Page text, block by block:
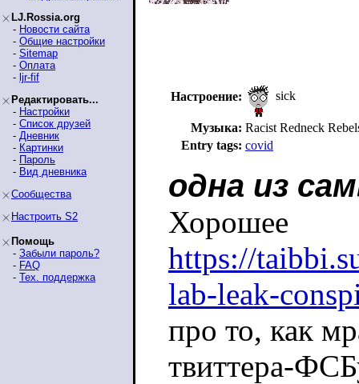
LJ.Rossia.org
- Новости сайта
- Общие настройки
- Sitemap
- Оплата
- ljr-fif
Редактировать...
- Настройки
- Список друзей
- Дневник
- Картинки
- Пароль
- Вид дневника
Сообщества
Настроить S2
Помощь
- Забыли пароль?
- FAQ
- Тех. поддержка
Настроение: sick
Музыка: Racist Redneck
Entry tags: covid
одна из
Хорошее
https://
lab-leak-
про то, как
твиттера-